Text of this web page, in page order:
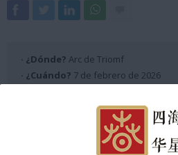
· ¿Dónde? Arc de Triomf
· ¿Cuándo? 7 de febrero de 2026
Programación Escenario ANX 2026